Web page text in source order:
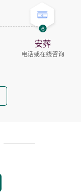
6
安葬
电话或在线咨询